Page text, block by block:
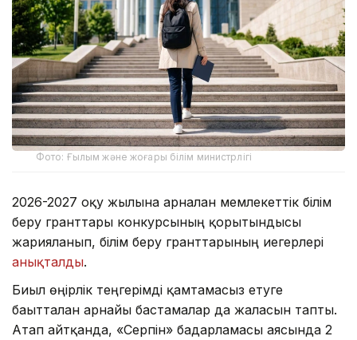
Фото: Ғылым және жоғары білім министрлігі
2026-2027 оқу жылына арналған мемлекеттік білім
беру гранттары конкурсының қорытындысы
жарияланып, білім беру гранттарының иегерлері
анықталды.
Биыл өңірлік теңгерімді қамтамасыз етуге
бағытталған арнайы бастамалар да жалғасын тапты.
Атап айтқанда, «Серпін» бағдарламасы аясында 2